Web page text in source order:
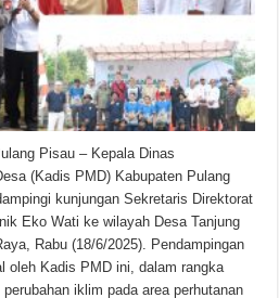
Pisau – Kepala Dinas
(Kadis PMD) Kabupaten Pulang
kunjungan Sekretaris Direktorat
Eko Wati ke wilayah Desa Tanjung
Rabu (18/6/2025). Pendampingan
oleh Kadis PMD ini, dalam rangka
iklim pada area perhutanan